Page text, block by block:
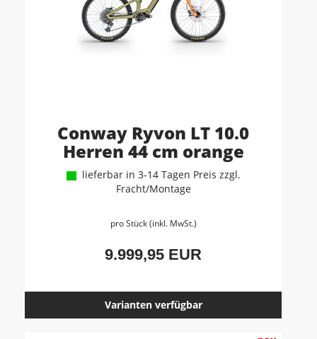
Conway Ryvon LT 10.0
Herren 44 cm orange
lieferbar in 3-14 Tagen Preis zzgl.
Fracht/Montage
pro Stück (inkl. MwSt.)
9.999,95 EUR
Varianten verfügbar